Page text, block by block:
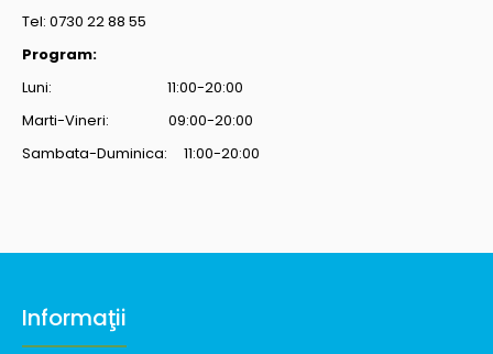
Tel: 0730 22 88 55
Program:
Luni: 11:00-20:00
Marti-Vineri: 09:00-20:00
Sambata-Duminica: 11:00-20:00
Informaţii